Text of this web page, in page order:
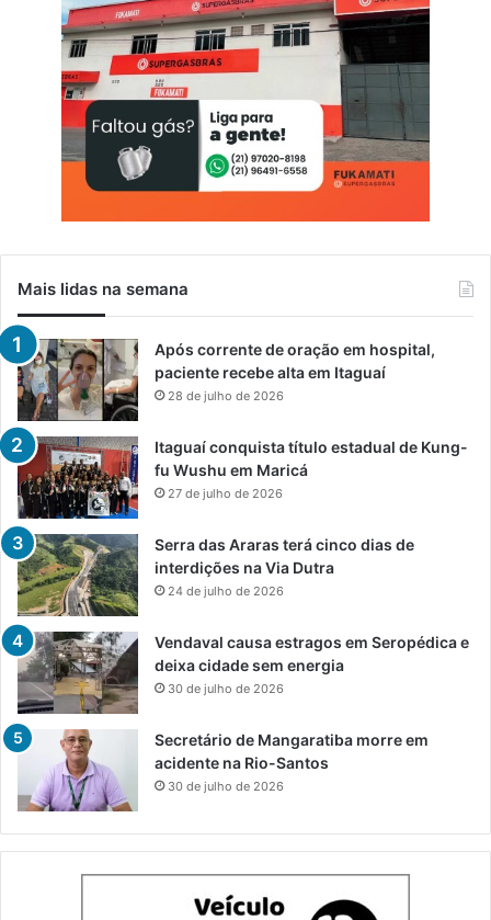
Mais lidas na semana
Após corrente de oração em hospital,
paciente recebe alta em Itaguaí
28 de julho de 2026
Itaguaí conquista título estadual de Kung-
fu Wushu em Maricá
27 de julho de 2026
Serra das Araras terá cinco dias de
interdições na Via Dutra
24 de julho de 2026
Vendaval causa estragos em Seropédica e
deixa cidade sem energia
30 de julho de 2026
Secretário de Mangaratiba morre em
acidente na Rio-Santos
30 de julho de 2026